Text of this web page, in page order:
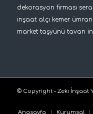
dekorasyon firması
inşaat alçı kemer
market taşyünü tavan
© Copyright - Zeki
Anasayfa Kurumsal